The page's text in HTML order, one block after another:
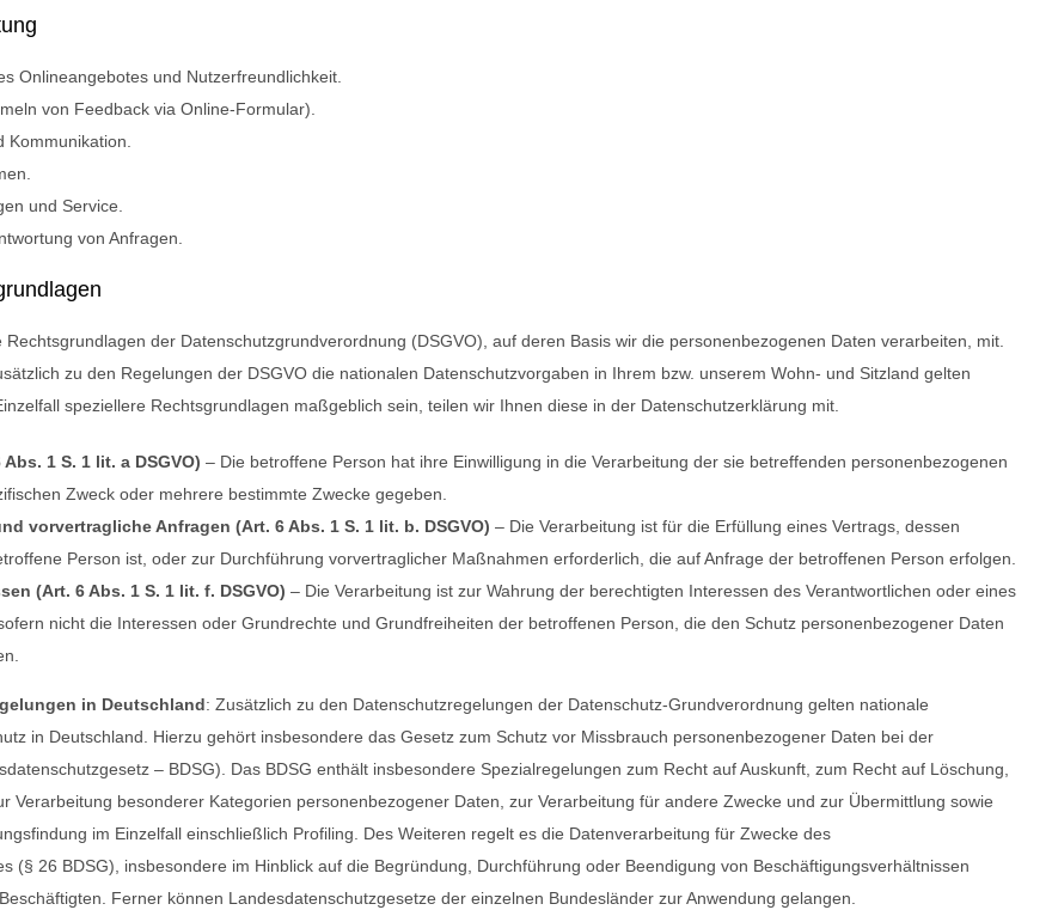
Onlineangebotes und Nutzerfreundlichkeit.
von Feedback via Online-Formular).
Kommunikation.
und Service.
von Anfragen.
Rechtsgrundlagen der Datenschutzgrundverordnung (DSGVO), auf deren Basis wir die personenbezogenen Daten verarbeiten, mit.
zu den Regelungen der DSGVO die nationalen Datenschutzvorgaben in Ihrem bzw. unserem Wohn- und Sitzland gelten
speziellere Rechtsgrundlagen maßgeblich sein, teilen wir Ihnen diese in der Datenschutzerklärung mit.
1 S. 1 lit. a DSGVO) – Die betroffene Person hat ihre Einwilligung in die Verarbeitung der sie betreffenden personenbezogenen
Zweck oder mehrere bestimmte Zwecke gegeben.
vorvertragliche Anfragen (Art. 6 Abs. 1 S. 1 lit. b. DSGVO) – Die Verarbeitung ist für die Erfüllung eines Vertrags, dessen
Person ist, oder zur Durchführung vorvertraglicher Maßnahmen erforderlich, die auf Anfrage der betroffenen Person erfolgen.
(Art. 6 Abs. 1 S. 1 lit. f. DSGVO) – Die Verarbeitung ist zur Wahrung der berechtigten Interessen des Verantwortlichen oder eines
nicht die Interessen oder Grundrechte und Grundfreiheiten der betroffenen Person, die den Schutz personenbezogener Daten
in Deutschland: Zusätzlich zu den Datenschutzregelungen der Datenschutz-Grundverordnung gelten nationale
in Deutschland. Hierzu gehört insbesondere das Gesetz zum Schutz vor Missbrauch personenbezogener Daten bei der
– BDSG). Das BDSG enthält insbesondere Spezialregelungen zum Recht auf Auskunft, zum Recht auf Löschung,
Verarbeitung besonderer Kategorien personenbezogener Daten, zur Verarbeitung für andere Zwecke und zur Übermittlung sowie
im Einzelfall einschließlich Profiling. Des Weiteren regelt es die Datenverarbeitung für Zwecke des
(§ 26 BDSG), insbesondere im Hinblick auf die Begründung, Durchführung oder Beendigung von Beschäftigungsverhältnissen
Ferner können Landesdatenschutzgesetze der einzelnen Bundesländer zur Anwendung gelangen.